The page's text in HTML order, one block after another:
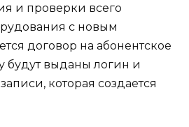
и проверки всего
с новым
договор на абонентское
будут выданы логин и
которая создается